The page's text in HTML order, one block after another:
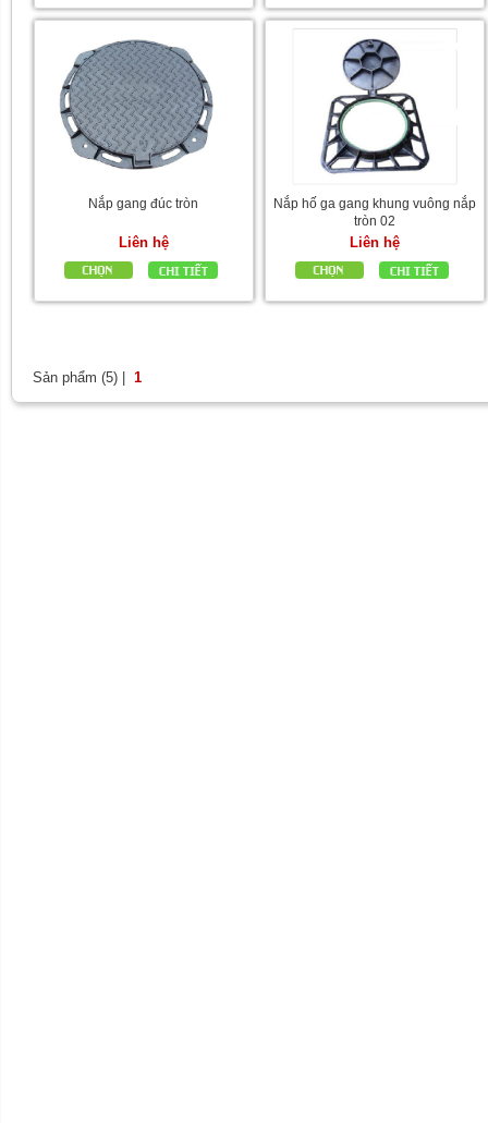
Nắp gang đúc tròn
Liên hệ
Nắp hố ga gang khung vuông nắp
tròn 02
Liên hệ
Sản phẩm (5) | 1